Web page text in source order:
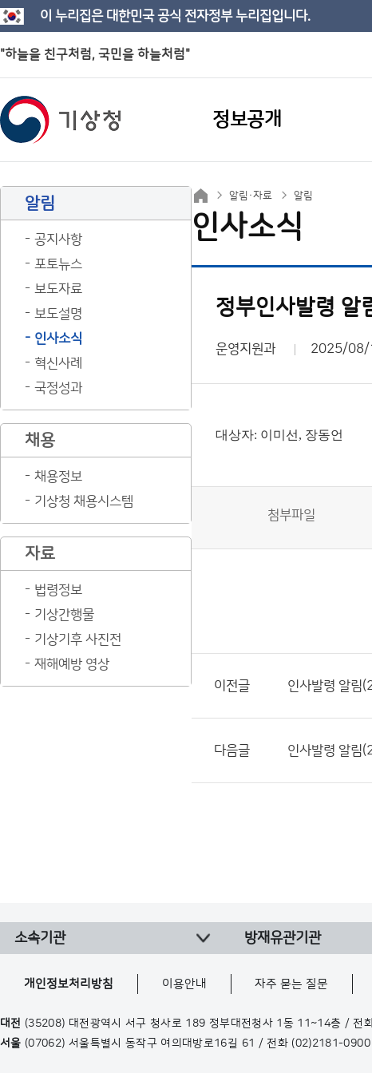
이 누리집은 대한민국 공식 전자정부 누리집입니다.
"하늘을 친구처럼, 국민을 하늘처럼"
정보공개
알림
공지사항
포토뉴스
보도자료
보도설명
인사소식
혁신사례
국정성과
채용
채용정보
기상청 채용시스템
자료
법령정보
기상간행물
기상기후 사진전
재해예방 영상
알림·자료 알림
인사소식
정부인사발령 알
운영지원과 2025/08/
대상자: 이미선, 장동언
첨부파일
이전글 인사발령 알
다음글 인사발령 알림
소속기관 방재유관기관
개인정보처리방침 이용안내 자주 묻는 질문
대전 (35208) 대전광역시 서구 청사로 189 정부대전청사 1동 11~14층 / 전
서울 (07062) 서울특별시 동작구 여의대방로16길 61 / 전화 (02)2181-0900